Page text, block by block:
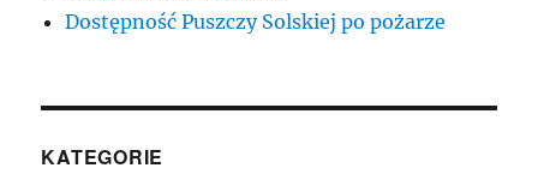
Dostępność Puszczy Solskiej po pożarze
KATEGORIE